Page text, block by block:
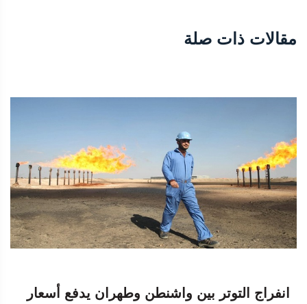
مقالات ذات صلة
انفراج التوتر بين واشنطن وطهران يدفع أسعار